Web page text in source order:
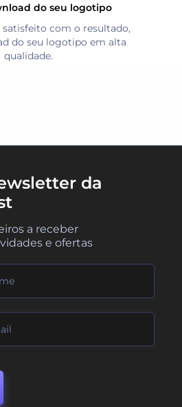
do seu logotipo
com o resultado,
do seu logotipo em alta
qualidade.
da
a receber
e ofertas